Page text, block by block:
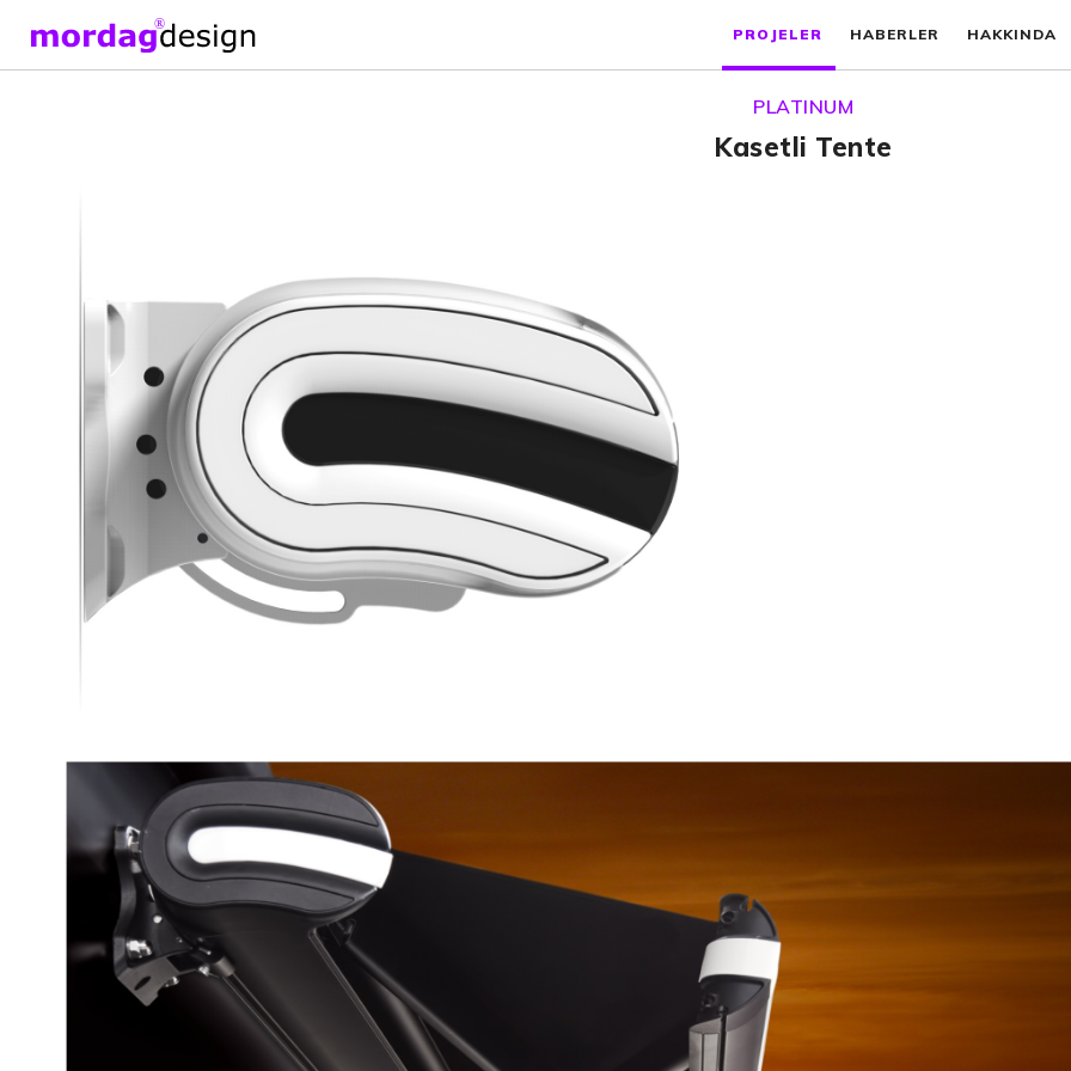
PROJELER HABERLER HAKKINDA
PLATINUM
Kasetli Tente